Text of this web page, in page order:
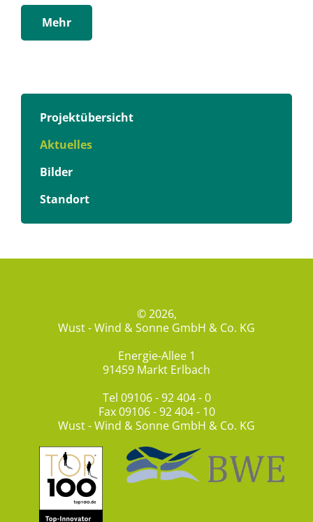
Mehr
Projektübersicht
Aktuelles
Bilder
Standort
© 2026,
Wust - Wind & Sonne GmbH & Co. KG
Energie-Allee 1
91459 Markt Erlbach
Tel 09106 - 92 404 - 0
Fax 09106 - 92 404 - 10
Wust - Wind & Sonne GmbH & Co. KG